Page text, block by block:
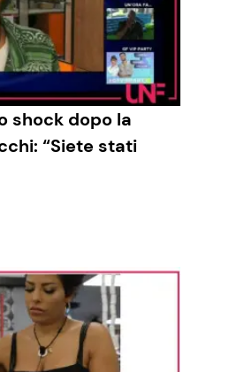
shock dopo la
“Siete stati